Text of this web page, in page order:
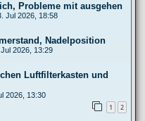
Probleme mit ausgehen
Jul 2026, 18:58
Nadelposition
2026, 13:29
Luftfilterkasten und
2026, 13:30
1 2